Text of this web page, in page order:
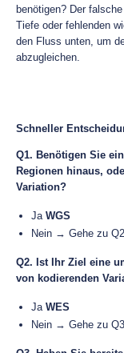
benötigen? Der
Tiefe oder fehlenden
den Fluss unten, um
abzugleichen.
Schneller
Q1. Benötigen Sie
Regionen hinaus,
Variation?
Ja WGS
Nein → Gehe zu Q2
Q2. Ist Ihr Ziel eine
von kodierenden
Ja WES
Nein → Gehe zu Q3